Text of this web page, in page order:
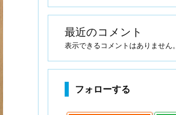
最近のコメント
表示できるコメントはありません。
フォローする